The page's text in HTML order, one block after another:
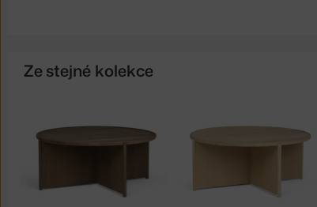
Ze stejné kolekce